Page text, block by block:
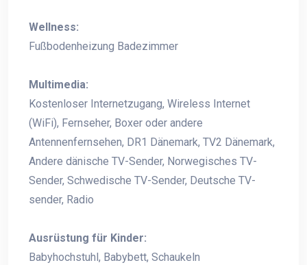
Wellness:
Fußbodenheizung Badezimmer
Multimedia:
Kostenloser Internetzugang, Wireless Internet
(WiFi), Fernseher, Boxer oder andere
Antennenfernsehen, DR1 Dänemark, TV2 Dänemark,
Andere dänische TV-Sender, Norwegisches TV-
Sender, Schwedische TV-Sender, Deutsche TV-
sender, Radio
Ausrüstung für Kinder:
Babyhochstuhl, Babybett, Schaukeln